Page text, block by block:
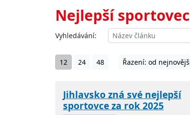
Nejlepší sportovec
Vyhledávání:
12 24 48 Řazení: od
Jihlavsko zná své nejlepší
sportovce za rok 2025